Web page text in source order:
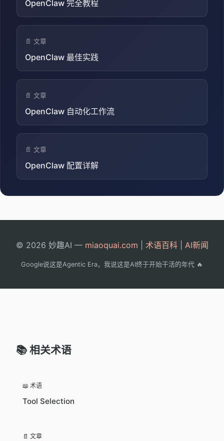
OpenClaw 完全教程
📄 文章
OpenClaw 最佳实践
📄 文章
OpenClaw 自动化工作流
📄 文章
OpenClaw 配置详解
© 2026 妙趣AI — miaoquai.com 术语百科| AI新闻
Google说这是Agentic Era，我说这是AI终于开始干活的年代 🔥
📚 相关术语
📖 术语
Tool Selection
📄 文章